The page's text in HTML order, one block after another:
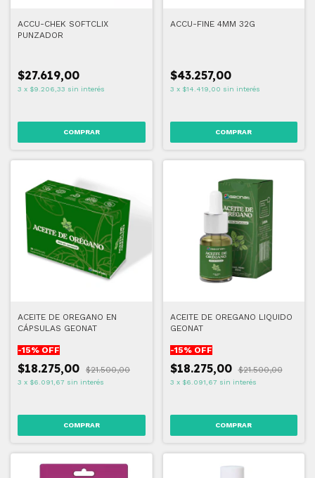
ACCU-CHEK SOFTCLIX
PUNZADOR
$27.619,00
3 x $9.206,33 sin interés
ACCU-FINE 4MM 32G
$43.257,00
3 x $14.419,00 sin interés
ACEITE DE OREGANO EN
CÁPSULAS GEONAT
-15% OFF
$18.275,00 $21.500,00
3 x $6.091,67 sin interés
ACEITE DE OREGANO LIQUIDO
GEONAT
-15% OFF
$18.275,00 $21.500,00
3 x $6.091,67 sin interés